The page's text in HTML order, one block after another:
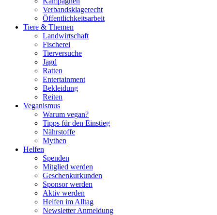
Verbandsklagerecht
Öffentlichkeitsarbeit
Tiere & Themen
Landwirtschaft
Fischerei
Tierversuche
Jagd
Ratten
Entertainment
Bekleidung
Reiten
Veganismus
Warum vegan?
Tipps für den Einstieg
Nährstoffe
Mythen
Helfen
Spenden
Mitglied werden
Geschenkurkunden
Sponsor werden
Aktiv werden
Helfen im Alltag
Newsletter Anmeldung